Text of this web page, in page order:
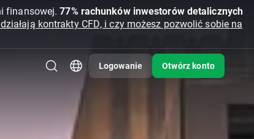
finansowej.77% rachunków inwestorów detalicznych
kontrakty CFD, i czy możesz pozwolić sobie na
Logowanie Otwórz konto